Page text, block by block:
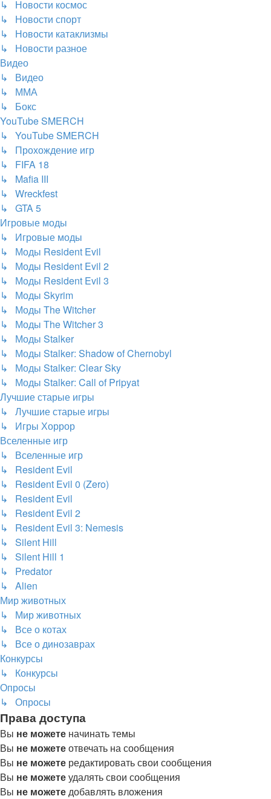
↳ Новости космос
↳ Новости спорт
↳ Новости катаклизмы
↳ Новости разное
Видео
↳ Видео
↳ ММА
↳ Бокс
YouTube SMERCH
↳ YouTube SMERCH
↳ Прохождение игр
↳ FIFA 18
↳ Mafia III
↳ Wreckfest
↳ GTA 5
Игровые моды
↳ Игровые моды
↳ Моды Resident Evil
↳ Моды Resident Evil 2
↳ Моды Resident Evil 3
↳ Моды Skyrim
↳ Моды The Witcher
↳ Моды The Witcher 3
↳ Моды Stalker
↳ Моды Stalker: Shadow of Chernobyl
↳ Моды Stalker: Clear Sky
↳ Моды Stalker: Call of Pripyat
Лучшие старые игры
↳ Лучшие старые игры
↳ Игры Хоррор
Вселенные игр
↳ Вселенные игр
↳ Resident Evil
↳ Resident Evil 0 (Zero)
↳ Resident Evil
↳ Resident Evil 2
↳ Resident Evil 3: Nemesis
↳ Silent Hill
↳ Silent Hill 1
↳ Predator
↳ Alien
Мир животных
↳ Мир животных
↳ Все о котах
↳ Все о динозаврах
Конкурсы
↳ Конкурсы
Опросы
↳ Опросы
Права доступа
Вы не можете начинать темы
Вы не можетеотвечать на сообщения
Вы не можете редактировать свои сообщения
Вы не можетеудалять свои сообщения
Вы не можетедобавлять вложения